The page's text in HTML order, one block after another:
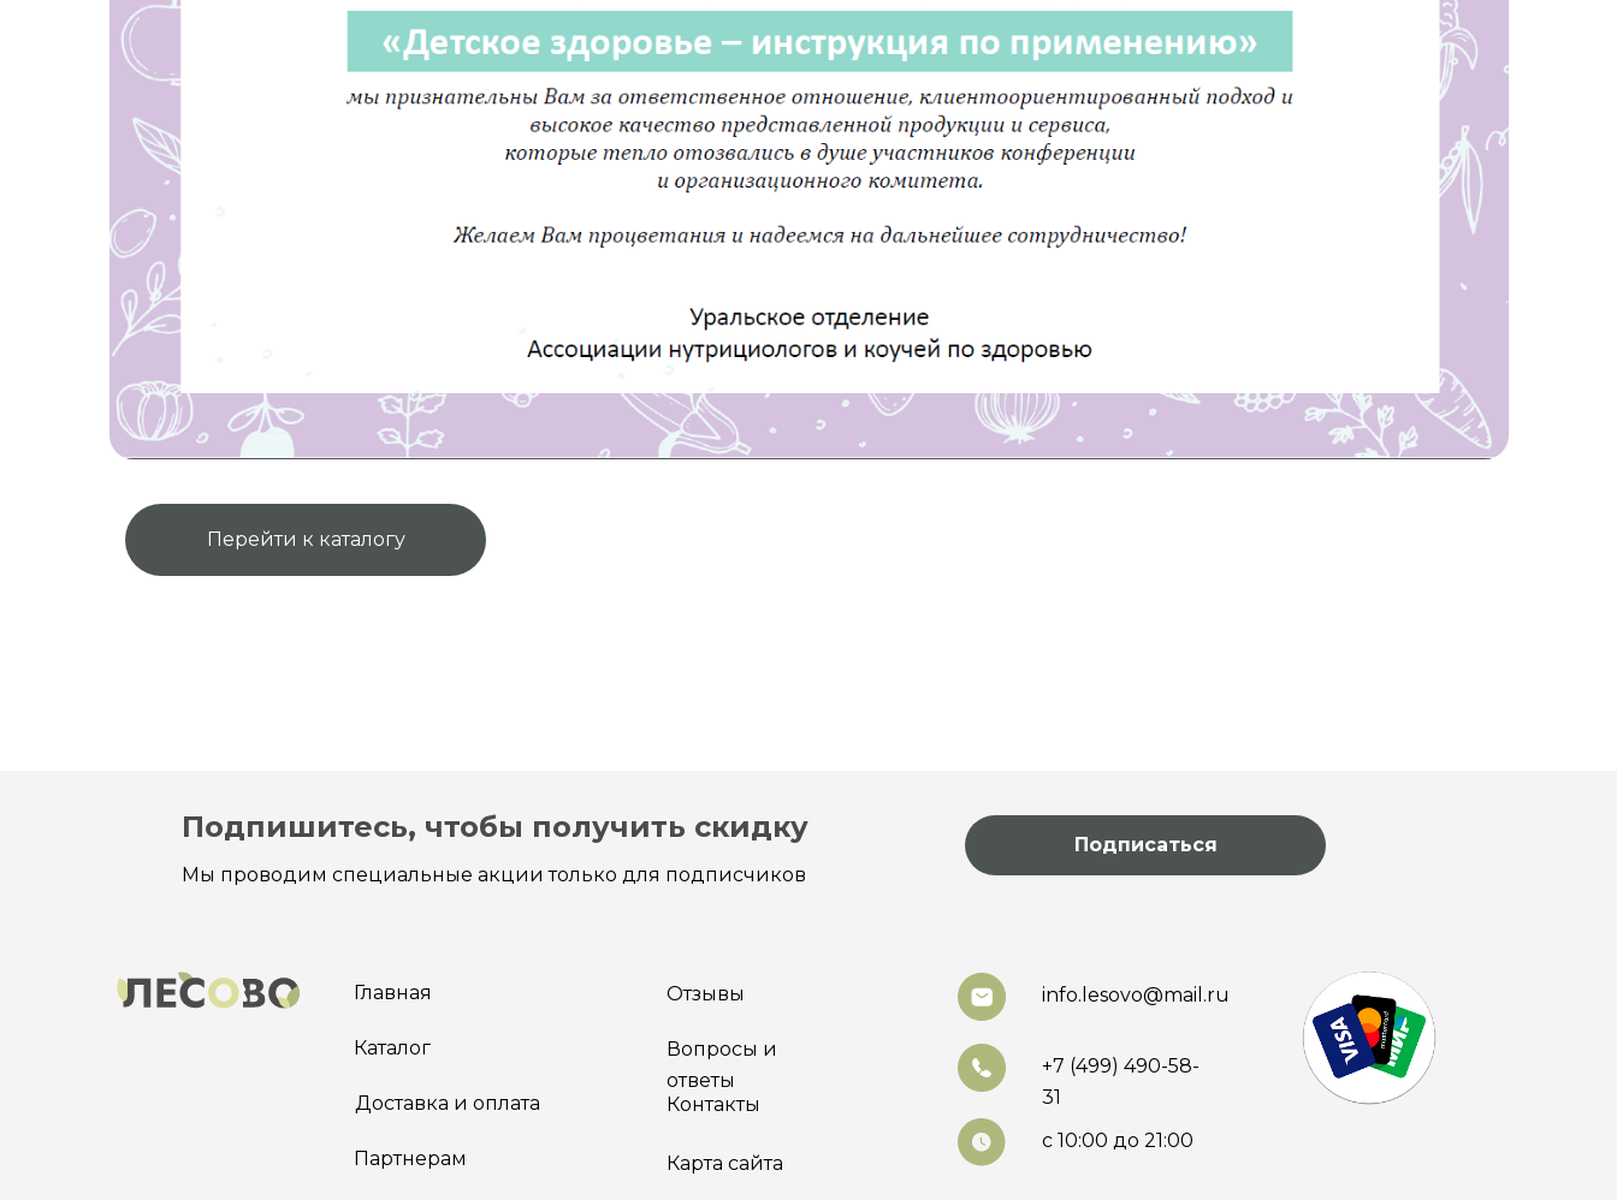
Перейти к каталогу
Подпишитесь, чтобы получить скидку
Мы проводим специальные акции только для подписчиков
Подписаться
Главная
Каталог
Доставка и оплата
Отзывы
Вопросы и
ответы
Контакты
Партнерам
info.lesovo@mail.ru
+7 (499) 490-58-
31
с 10:00 до 21:00
Карта сайта